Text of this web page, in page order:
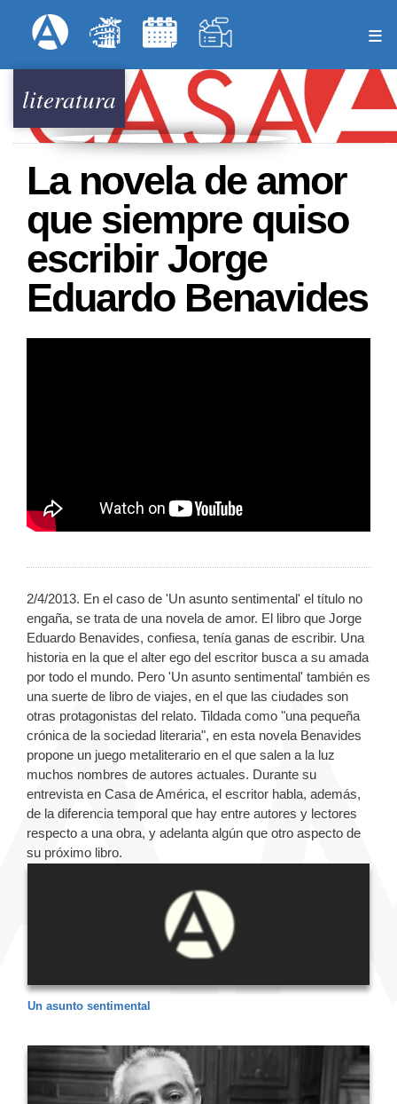
al
principal
Menú Superior
literatura
La novela de amor
que siempre quiso
escribir Jorge
Eduardo Benavides
2/4/2013. En el caso de 'Un asunto sentimental' el título no
engaña, se trata de una novela de amor. El libro que Jorge
Eduardo Benavides, confiesa, tenía ganas de escribir. Una
historia en la que el alter ego del escritor busca a su amada
por todo el mundo. Pero 'Un asunto sentimental' también es
una suerte de libro de viajes, en el que las ciudades son
otras protagonistas del relato. Tildada como "una pequeña
crónica de la sociedad literaria", en esta novela Benavides
propone un juego metaliterario en el que salen a la luz
muchos nombres de autores actuales. Durante su
entrevista en Casa de América, el escritor habla, además,
de la diferencia temporal que hay entre autores y lectores
respecto a una obra, y adelanta algún que otro aspecto de
su próximo libro.
Un asunto sentimental